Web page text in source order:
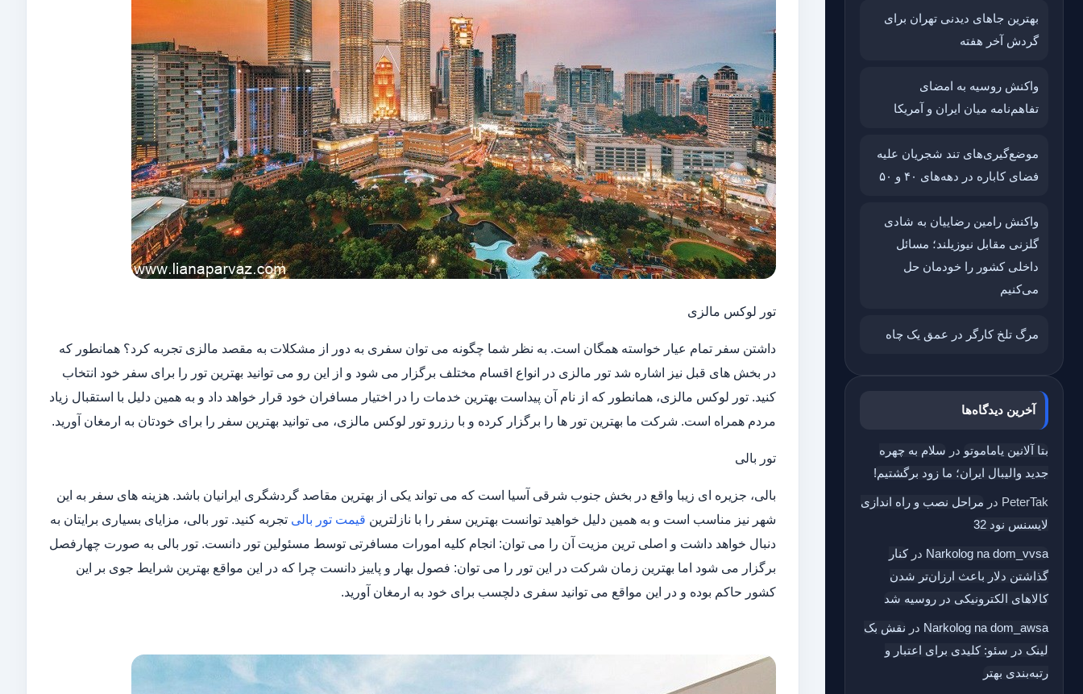
بهترین جاهای دیدنی تهران برای
گردش آخر هفته
واکنش روسیه به امضای
تفاهم‌نامه میان ایران و آمریکا
موضع‌گیری‌های تند شجریان علیه
فضای کاباره در دهه‌های ۴۰ و ۵۰
واکنش رامین رضاییان به شادی
گلزنی مقابل نیوزیلند؛ مسائل
داخلی کشور را خودمان حل
می‌کنیم
مرگ تلخ کارگر در عمق یک چاه
آخرین دیدگاه‌ها
بتا آلانین یاماموتو در سلام به چهره‌
جدید والیبال ایران؛ ما زود برگشتیم!
PeterTak در مراحل نصب و راه اندازی
لایسنس نود 32
Narkolog na dom_vvsa درکنار
گذاشتن دلار باعث ارزان‌تر شدن
کالاهای الکترونیکی در روسیه شد
Narkolog na dom_awsa در نقش بک‌
لینک در سئو: کلیدی برای اعتبار و
رتبه‌بندی بهتر
تور لوکس مالزی
داشتن سفر تمام عیار خواسته همگان است. به نظر شما چگونه می توان سفری به دور از مشکلات به مقصد مالزی تجربه کرد؟ همانطور که
در بخش های قبل نیز اشاره شد تور مالزی در انواع اقسام مختلف برگزار می شود و از این رو می توانید بهترین تور را برای سفر خود انتخاب
کنید. تور لوکس مالزی، همانطور که از نام آن پیداست بهترین خدمات را در اختیار مسافران خود قرار خواهد داد و به همین دلیل با استقبال زیاد
مردم همراه است. شرکت ما بهترین تور ها را برگزار کرده و با رزرو تور لوکس مالزی، می توانید بهترین سفر را برای خودتان به ارمغان آورید.
تور بالی
بالی، جزیره ای زیبا واقع در بخش جنوب شرقی آسیا است که می تواند یکی از بهترین مقاصد گردشگری ایرانیان باشد. هزینه های سفر به این
شهر نیز مناسب است و به همین دلیل خواهید توانست بهترین سفر را با نازلترین قیمت تور بالی تجربه کنید. تور بالی، مزایای بسیاری برایتان به
دنبال خواهد داشت و اصلی ترین مزیت آن را می توان: انجام کلیه امورات مسافرتی توسط مسئولین تور دانست. تور بالی به صورت چهارفصل
برگزار می شود اما بهترین زمان شرکت در این تور را می توان: فصول بهار و پاییز دانست چرا که در این مواقع بهترین شرایط جوی بر این
کشور حاکم بوده و در این مواقع می توانید سفری دلچسب برای خود به ارمغان آورید.